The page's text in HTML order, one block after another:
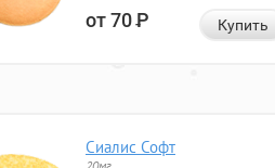
от 70Р Купить
Сиалис Софт